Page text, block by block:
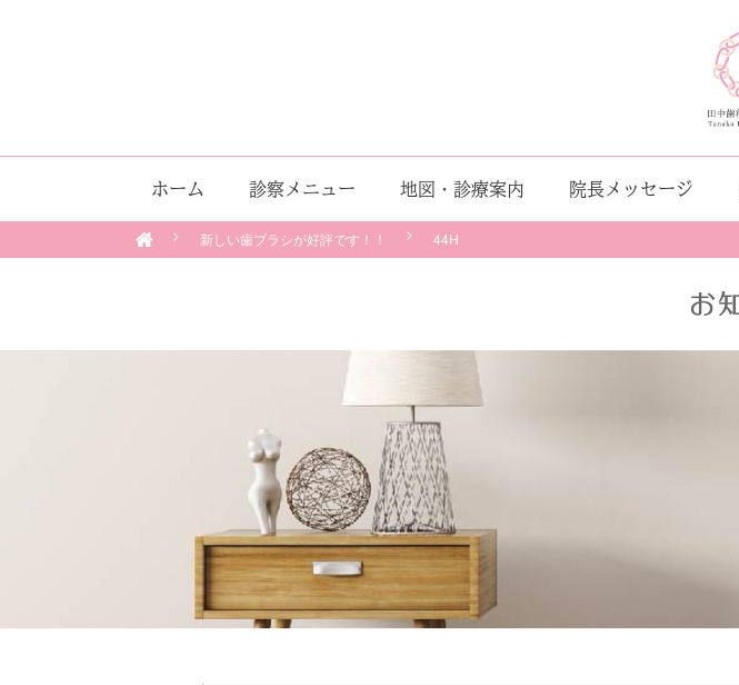
ホーム 診察メニュー 地図・診療案内 院長メッセージ
新しい歯ブラシが好評です！！ 44H